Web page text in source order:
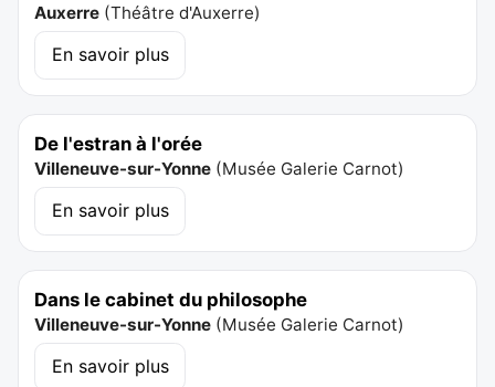
Auxerre (Théâtre d'Auxerre)
En savoir plus
De l'estran à l'orée
Villeneuve-sur-Yonne (Musée Galerie Carnot)
En savoir plus
Dans le cabinet du philosophe
Villeneuve-sur-Yonne (Musée Galerie Carnot)
En savoir plus